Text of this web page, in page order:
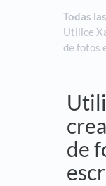
Todas
Utilice
de fotos
de